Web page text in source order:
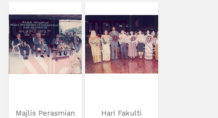
Majlis Perasmian
Hari Fakulti